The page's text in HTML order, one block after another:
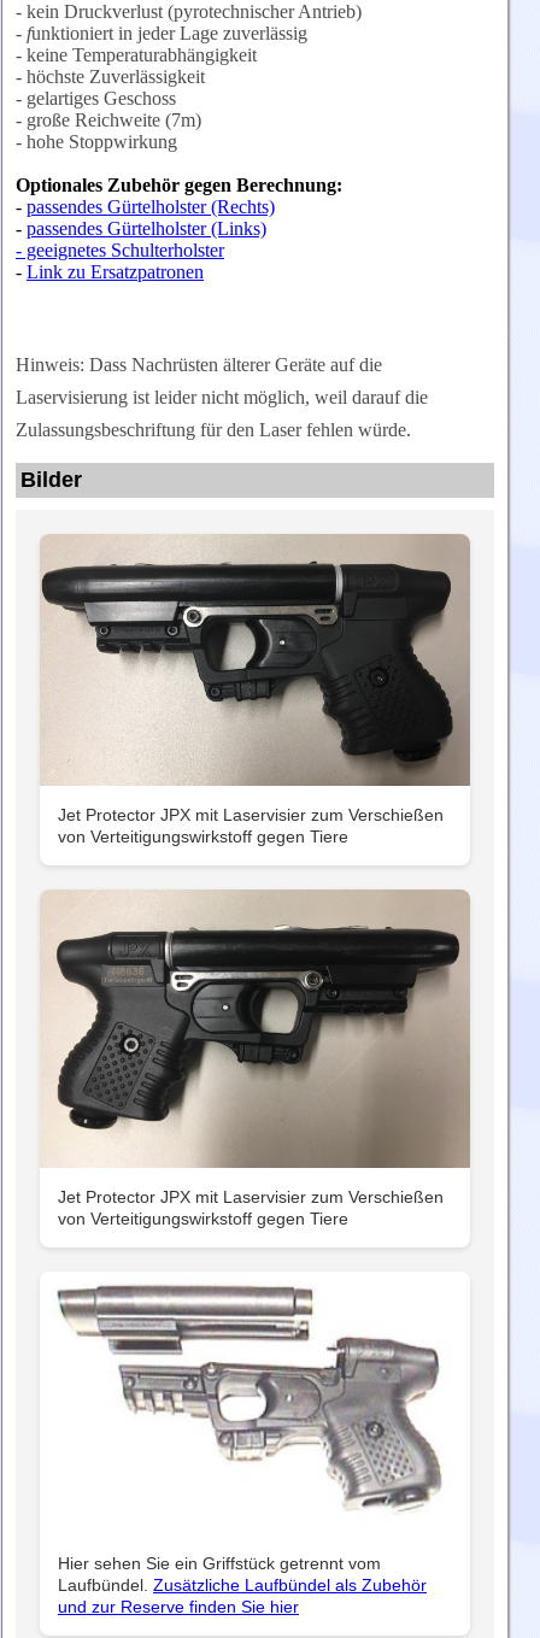
- kein Druckverlust (pyrotechnischer Antrieb)
- funktioniert in jeder Lage zuverlässig
- keine Temperaturabhängigkeit
- höchste Zuverlässigkeit
- gelartiges Geschoss
- große Reichweite (7m)
- hohe Stoppwirkung
Optionales Zubehör gegen Berechnung:
- passendes Gürtelholster (Rechts)
- passendes Gürtelholster (Links)
- geeignetes Schulterholster
- Link zu Ersatzpatronen
Hinweis: Dass Nachrüsten älterer Geräte auf die
Laservisierung ist leider nicht möglich, weil darauf die
Zulassungsbeschriftung für den Laser fehlen würde.
Bilder
Jet Protector JPX mit Laservisier zum Verschießen
von Verteitigungswirkstoff gegen Tiere
Jet Protector JPX mit Laservisier zum Verschießen
von Verteitigungswirkstoff gegen Tiere
Hier sehen Sie ein Griffstück getrennt vom
Laufbündel. Zusätzliche Laufbündel als Zubehör
und zur Reserve finden Sie hier